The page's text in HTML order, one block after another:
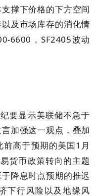
撑下价格的下方空间
及市场库存的消化情
6600 ，SF2405波动
要显示美联储不急于
加强这一观点，叠加
高于预期的美国 1 月
货币政策转向的主题
降息时点预期的推迟
下行风险以及地缘风